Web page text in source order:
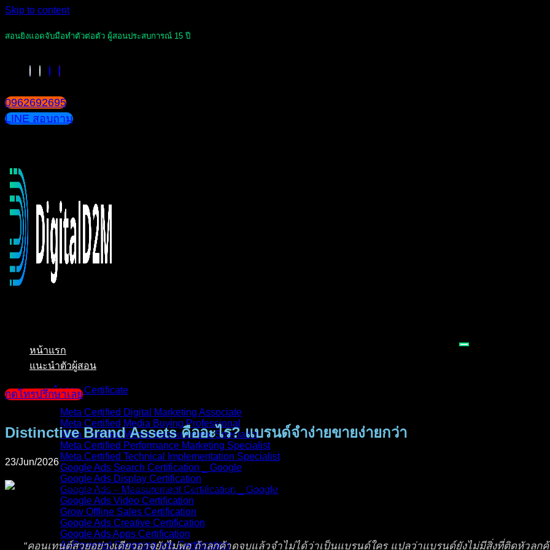
Skip to content
สอนยิงแอดจับมือทำตัวต่อตัว ผู้สอนประสบการณ์ 15 ปี
0962692695
LINE สอบถาม
หน้าแรก
แนะนำตัวผู้สอน
หน้ารวม Certificate
Meta Certified Digital Marketing Associate
Meta Certified Media Buying Professional
Meta Certified Media Measurement Specialist
Meta Certified Performance Marketing Specialist
Meta Certified Technical Implementation Specialist
Google Ads Search Certification _ Google
Google Ads Display Certification
Google Ads – Measurement Certification _ Google
Google Ads Video Certification
Grow Offline Sales Certification
Google Ads Creative Certification
Google Ads Apps Certification
AI-Powered Shopping ads Certification
กดโทรปรึกษาเลย
Distinctive Brand Assets คืออะไร? แบรนด์จำง่ายขายง่ายกว่า
23/Jun/2026
“คอนเทนต์สวยอย่างเดียวอาจยังไม่พอ ถ้าลูกค้าดูจบแล้วจำไม่ได้ว่าเป็นแบรนด์ใคร แปลว่าแบรนด์ยังไม่มีสิ่งที่ติดหัวลูก